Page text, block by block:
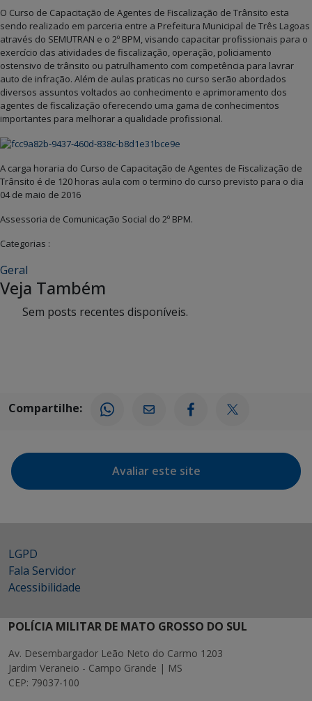
O Curso de Capacitação de Agentes de Fiscalização de Trânsito esta
sendo realizado em parceria entre a Prefeitura Municipal de Três Lagoas
através do SEMUTRAN e o 2º BPM, visando capacitar profissionais para o
exercício das atividades de fiscalização, operação, policiamento
ostensivo de trânsito ou patrulhamento com competência para lavrar
auto de infração. Além de aulas praticas no curso serão abordados
diversos assuntos voltados ao conhecimento e aprimoramento dos
agentes de fiscalização oferecendo uma gama de conhecimentos
importantes para melhorar a qualidade profissional.
A carga horaria do Curso de Capacitação de Agentes de Fiscalização de
Trânsito é de 120 horas aula com o termino do curso previsto para o dia
04 de maio de 2016
Assessoria de Comunicação Social do 2º BPM.
Categorias :
Geral
Veja Também
Sem posts recentes disponíveis.
Compartilhe:
Avaliar este site
LGPD
Fala Servidor
Acessibilidade
POLÍCIA MILITAR DE MATO GROSSO DO SUL
Av. Desembargador Leão Neto do Carmo 1203
Jardim Veraneio - Campo Grande | MS
CEP: 79037-100